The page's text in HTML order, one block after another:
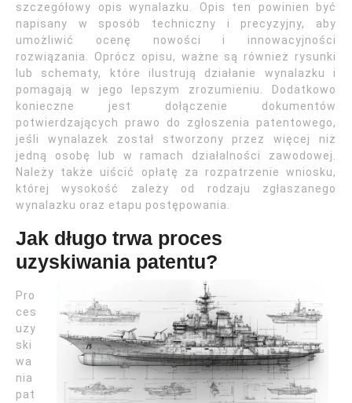
szczegółowy opis wynalazku. Opis ten powinien być
napisany w sposób techniczny i precyzyjny, aby
umożliwić ocenę nowości i innowacyjności
rozwiązania. Oprócz opisu, ważne są również rysunki
lub schematy, które ilustrują działanie wynalazku i
pomagają w jego lepszym zrozumieniu. Dodatkowo
konieczne jest dołączenie dokumentów
potwierdzających prawo do zgłoszenia patentowego,
jeśli wynalazek został stworzony przez więcej niż
jedną osobę lub w ramach działalności zawodowej.
Należy także uiścić opłatę za rozpatrzenie wniosku,
której wysokość zależy od rodzaju zgłaszanego
wynalazku oraz etapu postępowania.
Jak długo trwa proces
uzyskiwania patentu?
Pro
ces
uzy
ski
wa
nia
pat